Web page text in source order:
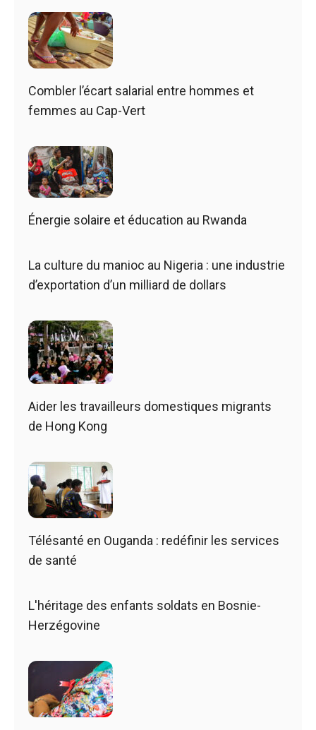
Combler l’écart salarial entre hommes et
femmes au Cap-Vert
Énergie solaire et éducation au Rwanda
La culture du manioc au Nigeria : une industrie
d’exportation d’un milliard de dollars
Aider les travailleurs domestiques migrants
de Hong Kong
Télésanté en Ouganda : redéfinir les services
de santé
L'héritage des enfants soldats en Bosnie-
Herzégovine